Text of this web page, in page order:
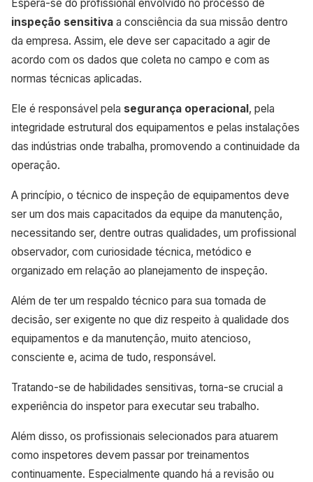
Espera-se do profissional envolvido no processo de
inspeção sensitiva a consciência da sua missão dentro
da empresa. Assim, ele deve ser capacitado a agir de
acordo com os dados que coleta no campo e com as
normas técnicas aplicadas.
Ele é responsável pela segurança operacional, pela
integridade estrutural dos equipamentos e pelas instalações
das indústrias onde trabalha, promovendo a continuidade da
operação.
A princípio, o técnico de inspeção de equipamentos deve
ser um dos mais capacitados da equipe da manutenção,
necessitando ser, dentre outras qualidades, um profissional
observador, com curiosidade técnica, metódico e
organizado em relação ao planejamento de inspeção.
Além de ter um respaldo técnico para sua tomada de
decisão, ser exigente no que diz respeito à qualidade dos
equipamentos e da manutenção, muito atencioso,
consciente e, acima de tudo, responsável.
Tratando-se de habilidades sensitivas, torna-se crucial a
experiência do inspetor para executar seu trabalho.
Além disso, os profissionais selecionados para atuarem
como inspetores devem passar por treinamentos
continuamente. Especialmente quando há a revisão ou